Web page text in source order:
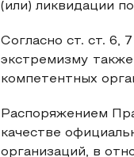
(или) ликвидации
Согласно ст. ст. 6,
экстремизму
компетентных
Распоряжением
качестве
организаций, в